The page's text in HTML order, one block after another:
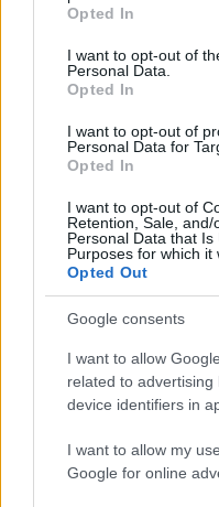
use your data for below
consent section.
Opted In
I want to opt-out of
Personal Data.
Opted In
I want to opt-out of
Personal Data for
Opted In
I want to opt-out of
Retention, Sale,
Personal Data that
Purposes for which it
Opted Out
Google consents
I want to allow
related to
device identifiers in
I want to allow my
Google for online
Η ΣΤΗΛΗ ΜΑΣ